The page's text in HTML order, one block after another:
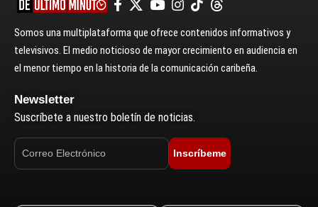
Somos una multiplataforma que ofrece contenidos informativos y
televisivos. El medio noticioso de mayor crecimiento en audiencia en
el menor tiempo en la historia de la comunicación caribeña.
Newsletter
Suscríbete a nuestro boletín de noticias.
Inscríbeme